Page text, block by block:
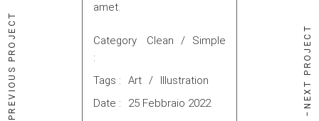
amet.
Category
:
Clean Simple
Tags : Art
Illustration
Date :
25 Febbraio 2022
PREVIOUS PROJECT NEXT PROJECT